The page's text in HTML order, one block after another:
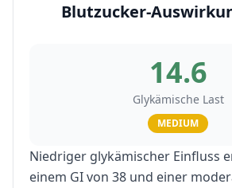
Blutzucker-
14.6
Glykämische Last
MEDIUM
Niedriger glykämischer Einfluss
einem GI von 38 und einer